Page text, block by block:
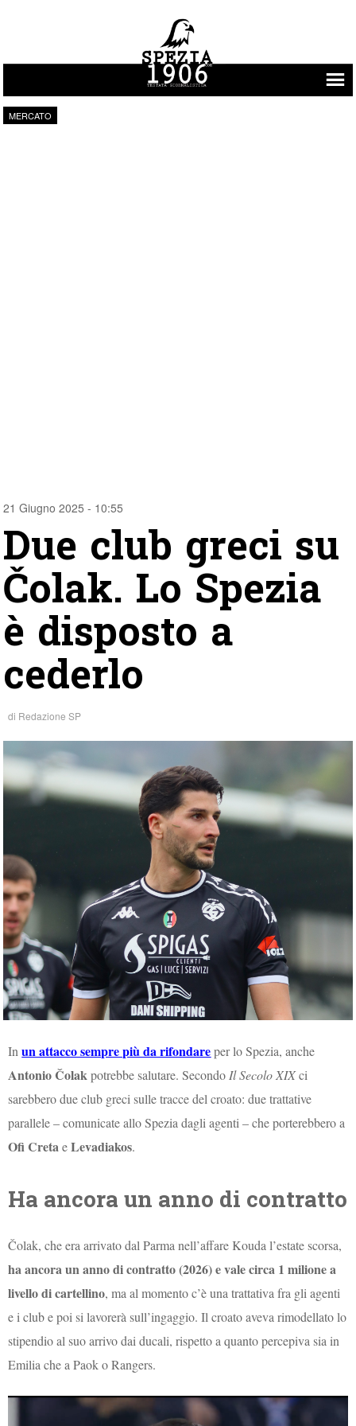
Vai al contenuto
MERCATO
21 Giugno 2025 - 10:55
Due club greci su
Čolak. Lo Spezia
è disposto a
cederlo
di Redazione SP
Inun attacco sempre più da rifondareper lo Spezia, anche
Antonio Čolakpotrebbe salutare. SecondoIl Secolo XIXci
sarebbero due club greci sulle tracce del croato: due trattative
parallele – comunicate allo Spezia dagli agenti – che porterebbero a
Ofi CretaeLevadiakos.
Ha ancora un anno di contratto
Čolak, che era arrivato dal Parma nell’affare Kouda l’estate scorsa,
ha ancora un anno di contratto (2026) e vale circa 1 milione a
livello di cartellino, ma al momento c’è una trattativa fra gli agenti
e i club e poi si lavorerà sull’ingaggio. Il croato aveva rimodellato lo
stipendio al suo arrivo dai ducali, rispetto a quanto percepiva sia in
Emilia che a Paok o Rangers.